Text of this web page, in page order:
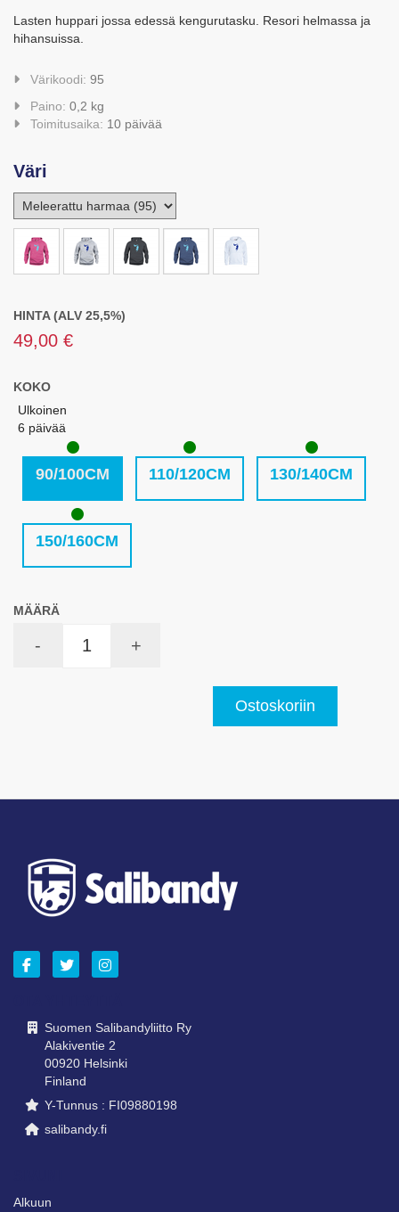
Lasten huppari jossa edessä kengurutasku. Resori helmassa ja
hihansuissa.
Värikoodi: 95
Paino: 0,2 kg
Toimitusaika: 10 päivää
Väri
HINTA (ALV 25,5%)
49,00 €
KOKO
Ulkoinen
6 päivää
90/100CM 110/120CM 130/140CM
150/160CM
MÄÄRÄ
- +
Ostoskoriin
Suomen Salibandyliitto Ry
Alakiventie 2
00920 Helsinki
Finland
Y-Tunnus : FI09880198
salibandy.fi
Alkuun